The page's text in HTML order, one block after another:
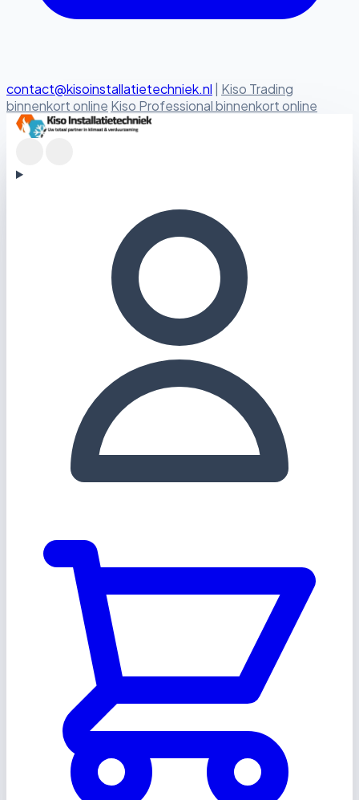
contact@kisoinstallatietechniek.nl
Kiso Trading
binnenkort online Kiso Professional binnenkort online